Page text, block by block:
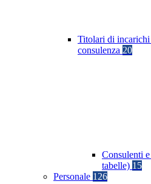
Titolari di
consulenza 20
Consulenti
tabelle) 15
Personale 126